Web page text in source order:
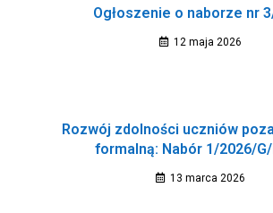
Ogłoszenie o naborze nr
12 maja 2026
Rozwój zdolności uczniów
formalną: Nabór 1/2026/G/
13 marca 2026